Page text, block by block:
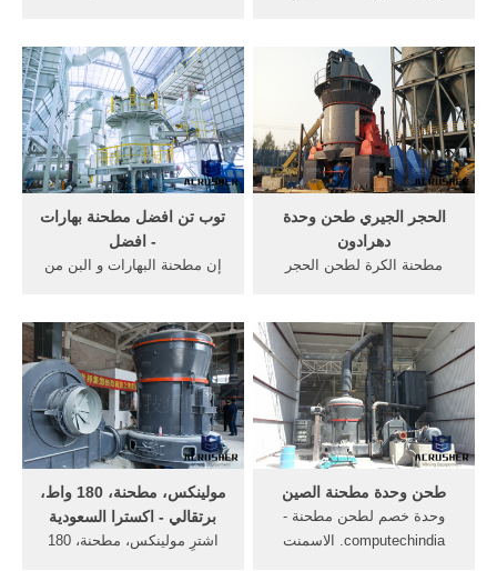
‫لطواحين لطحن
الأسمنت‬‎YouTube. 5/27/2016
· مصنع اسمنت مصغرة الات
البناء رتروطحن الأسمنت وحدة
طحن الأسمنت .
توب تن افضل مطحنة بهارات
- افضل
إن مطحنة البهارات و البن من
بسعة 80 غ . و هي افضل
مطحنة بهارات حيث تعمل بقوة
كهربائية قدرها 150 واط و
مزودة بوعاء و شفرات من
الستانلس ستيل .
الحجر الجيري طحن وحدة
دهرادون
مطحنة الكرة لطحن الحجر
لطحن الحجر الجيري- آلة ...
مطحنة الكرة لطحن الأسمنت
وحدة;
مولينكس، مطحنة، 180 واط،
برتقالي - اكسترا السعودية
اشترِ مولينكس، مطحنة، 180
طحن وحدة مطحنة الصين
وحدة خصم لطحن مطحنة -
computechindia. الاسمنت